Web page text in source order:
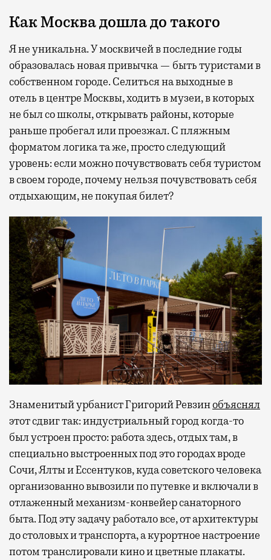
Как Москва дошла до такого
Я не уникальна. У москвичей в последние годы
образовалась новая привычка — быть туристами в
собственном городе. Селиться на выходные в
отель в центре Москвы, ходить в музеи, в которых
не был со школы, открывать районы, которые
раньше пробегал или проезжал. С пляжным
форматом логика та же, просто следующий
уровень: если можно почувствовать себя туристом
в своем городе, почему нельзя почувствовать себя
отдыхающим, не покупая билет?
Знаменитый урбанист Григорий Ревзинобъяснял
этот сдвиг так: индустриальный город когда-то
был устроен просто: работа здесь, отдых там, в
специально выстроенных под это городах вроде
Сочи, Ялты и Ессентуков, куда советского человека
организованно вывозили по путевке и включали в
отлаженный механизм-конвейер санаторного
быта. Под эту задачу работало все, от архитектуры
до столовых и транспорта, а курортное настроение
потом транслировали кино и цветные плакаты.